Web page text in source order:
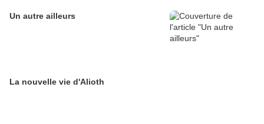
Un autre ailleurs
La nouvelle vie d'Alioth